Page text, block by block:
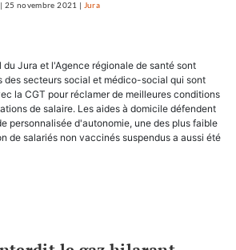
25 novembre 2021 Jura
Jura et l'Agence régionale de santé sont
des secteurs social et médico-social qui sont
la CGT pour réclamer de meilleures conditions
de salaire. Les aides à domicile défendent
personnalisée d'autonomie, une des plus faible
de salariés non vaccinés suspendus a aussi été